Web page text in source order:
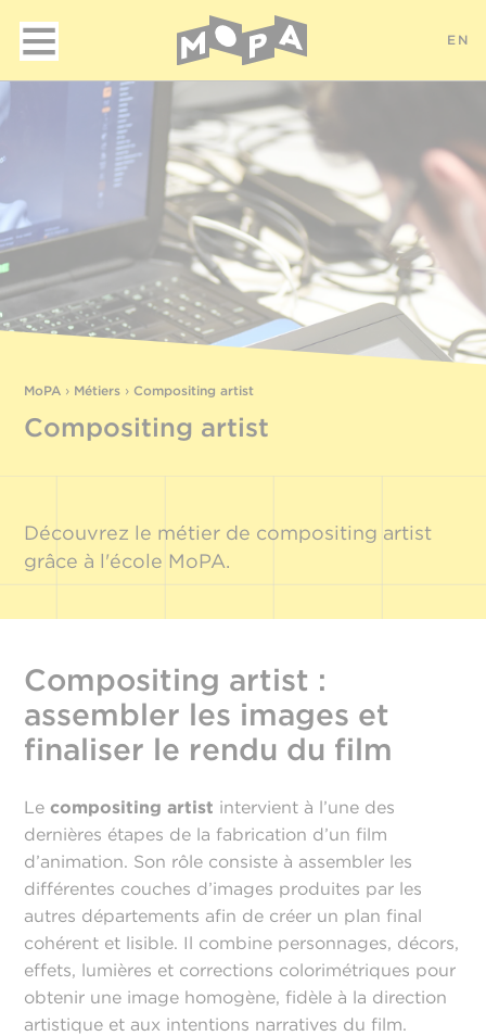
EN
MoPA › Métiers ›Compositing artist
Compositing artist
Découvrez le métier de compositing artist
grâce à l'école MoPA.
Compositing artist :
assembler les images et
finaliser le rendu du film
Lecompositing artist intervient à l’une des
dernières étapes de la fabrication d’un film
d’animation. Son rôle consiste à assembler les
différentes couches d’images produites par les
autres départements afin de créer un plan final
cohérent et lisible. Il combine personnages, décors,
effets, lumières et corrections colorimétriques pour
obtenir une image homogène, fidèle à la direction
artistique et aux intentions narratives du film.